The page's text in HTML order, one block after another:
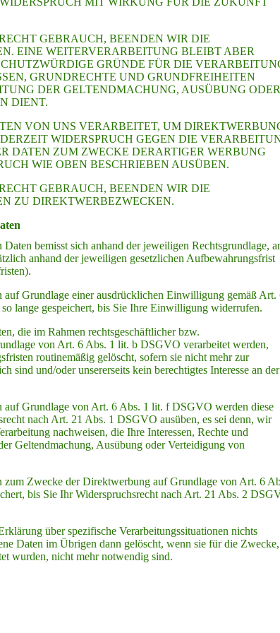
GEBRAUCH, BEENDEN WIR DIE
EINE WEITERVERARBEITUNG BLEIBT ABER
GRÜNDE FÜR DIE
GRUNDRECHTE UND GRUNDFREIHEITEN
DER GELTENDMACHUNG, AUSÜBUNG ODER
DIENT.
VON UNS VERARBEITET, UM
WIDERSPRUCH GEGEN DIE
DATEN ZUM ZWECKE DERARTIGER WERBUNG
WIE OBEN BESCHRIEBEN AUSÜBEN.
GEBRAUCH, BEENDEN WIR DIE
ZU DIREKTWERBEZWECKEN.
bemisst sich anhand der jeweiligen Rechtsgrundlage,
anhand der jeweiligen gesetzlichen Aufbewahrungsfrist
auf Grundlage einer ausdrücklichen Einwilligung gemäß Art.
lange gespeichert, bis Sie Ihre Einwilligung widerrufen.
die im Rahmen rechtsgeschäftlicher bzw.
von Art. 6 Abs. 1 lit. b DSGVO verarbeitet werden,
routinemäßig gelöscht, sofern sie nicht mehr zur
sind und/oder unsererseits kein berechtigtes Interesse an der
auf Grundlage von Art. 6 Abs. 1 lit. f DSGVO werden diese
nach Art. 21 Abs. 1 DSGVO ausüben, es sei denn, wir
nachweisen, die Ihre Interessen, Rechte und
Geltendmachung, Ausübung oder Verteidigung von
zum Zwecke der Direktwerbung auf Grundlage von Art. 6
bis Sie Ihr Widerspruchsrecht nach Art. 21 Abs. 2
über spezifische Verarbeitungssituationen nichts
Daten im Übrigen dann gelöscht, wenn sie für die Zwecke,
wurden, nicht mehr notwendig sind.